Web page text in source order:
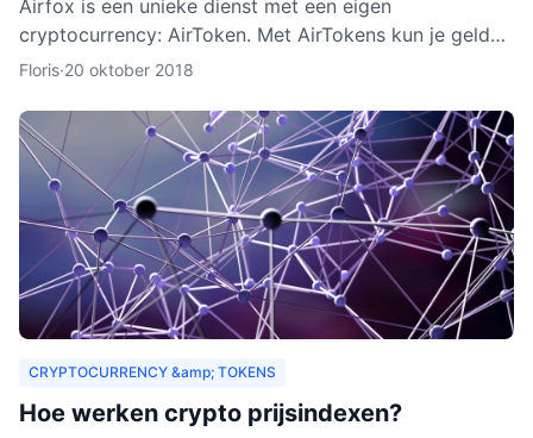
Airfox is een unieke dienst met een eigen
cryptocurrency: AirToken. Met AirTokens kun je geld
aan elkaar uitlenen, zonder tussenkomst van een bank.
Floris·20 oktober 2018
CRYPTOCURRENCY &amp; TOKENS
Hoe werken crypto prijsindexen?